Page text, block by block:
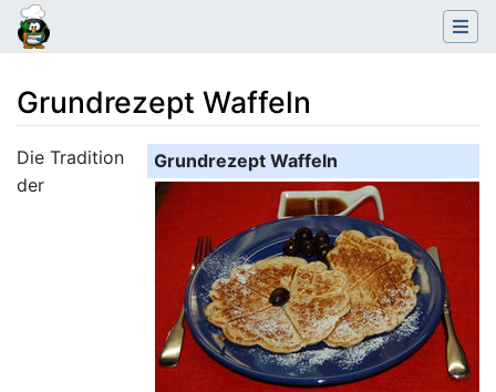
Grundrezept Waffeln
Wechseln zu: Navigation,Suche
Grundrezept Waffeln
Die Tradition
der